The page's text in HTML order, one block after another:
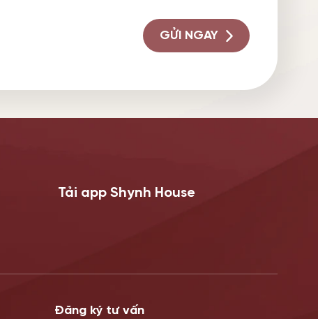
GỬI NGAY
Tải app Shynh House
Đăng ký tư vấn